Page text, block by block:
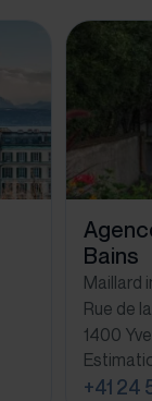
Bains
Maillard
Rue de
1400
+41 24